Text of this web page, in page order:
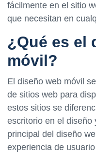
fácilmente en el sitio
que necesitan en
¿Qué es el
móvil?
El diseño web móvil
de sitios web para
estos sitios se
escritorio en el diseño
principal del diseño
experiencia de